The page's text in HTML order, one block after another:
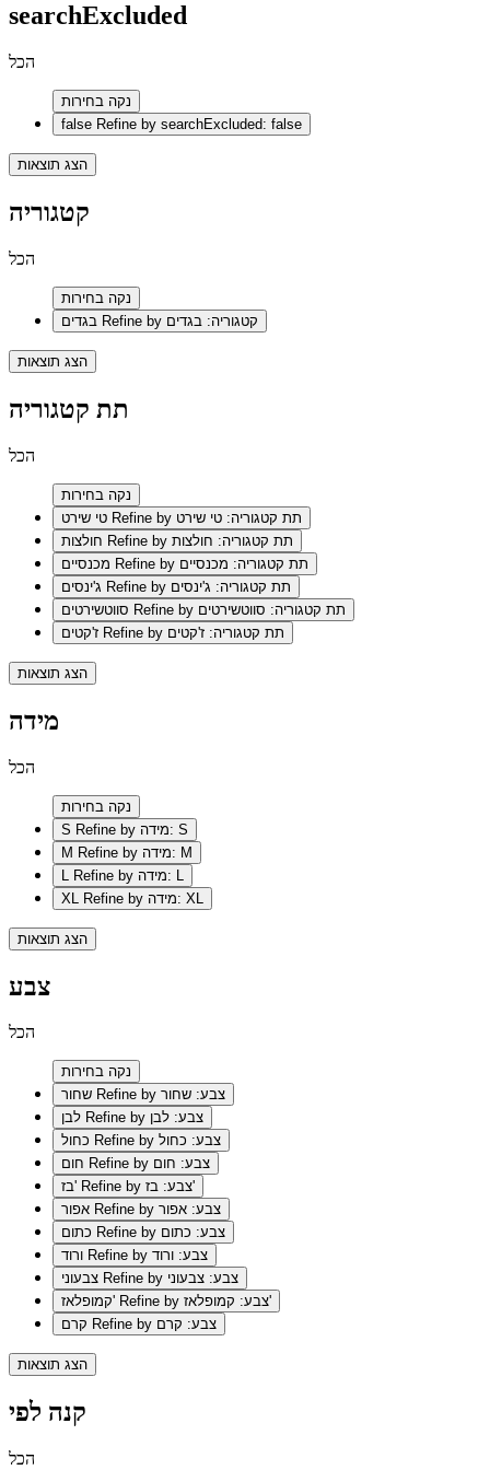
searchExcluded
הכל
נקה בחירות
false Refine by searchExcluded: false
הצג תוצאות
קטגוריה
הכל
נקה בחירות
Refine by קטגוריה: בגדים
הצג תוצאות
תת קטגוריה
הכל
נקה בחירות
Refine by תת קטגוריה: טי שירט
Refine by תת קטגוריה: חולצות
Refine by תת קטגוריה: מכנסיים
Refine by תת קטגוריה: ג'ינסים
Refine by תת קטגוריה: סווטשירטים
Refine by תת קטגוריה: ז'קטים
הצג תוצאות
מידה
הכל
נקה בחירות
S
Refine by מידה: S
M
Refine by מידה: M
L
Refine by מידה: L
XL
Refine by מידה: XL
הצג תוצאות
צבע
הכל
נקה בחירות
Refine by צבע: שחור
Refine by צבע: לבן
Refine by צבע: כחול
Refine by צבע: חום
בז'
Refine by צבע: בז'
Refine by צבע: אפור
Refine by צבע: כתום
Refine by צבע: ורוד
Refine by צבע: צבעוני
קמופלאז'
Refine by צבע: קמופלאז'
Refine by צבע: קרם
הצג תוצאות
קנה לפי
הכל